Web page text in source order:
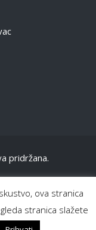
pridržana.
ova stranica
stranica slažete